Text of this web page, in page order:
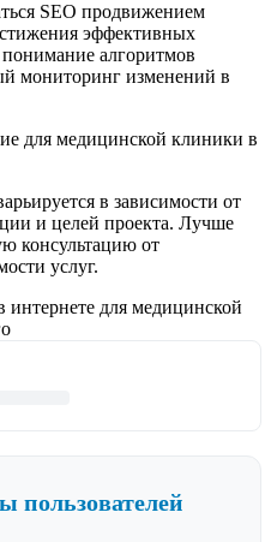
SEO продвижением
эффективных
понимание алгоритмов
мониторинг изменений в
для медицинской клиники в
в зависимости от
и целей проекта. Лучше
консультацию от
услуг.
для медицинской
пользователей